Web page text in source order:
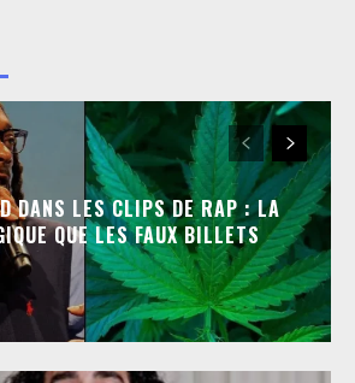
DANS LES CLIPS DE RAP : LA
QUE LES FAUX BILLETS